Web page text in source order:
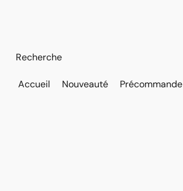
Accueil Nouveauté Précommande